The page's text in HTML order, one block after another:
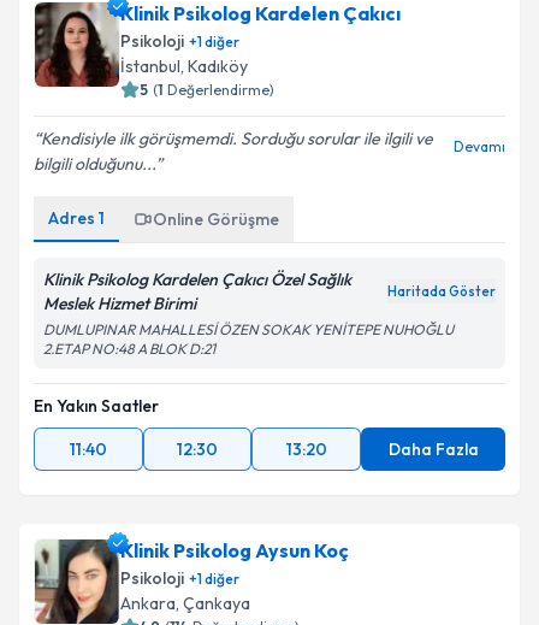
Klinik Psikolog Kardelen Çakıcı
Psikoloji +1diğer
İstanbul, Kadıköy
5 (1 Değerlendirme)
Kendisiyle ilk görüşmemdi. Sorduğu sorular ile ilgili ve
bilgili olduğunu...
Devamı
Adres 1 Online Görüşme
Klinik Psikolog Kardelen Çakıcı Özel Sağlık
Meslek Hizmet Birimi
Haritada Göster
DUMLUPINAR MAHALLESİ ÖZEN SOKAK YENİTEPE NUHOĞLU
2.ETAP NO:48 A BLOK D:21
En Yakın Saatler
11:40
12:30 13:20 Daha Fazla
Klinik Psikolog Aysun Koç
Psikoloji +1diğer
Ankara, Çankaya